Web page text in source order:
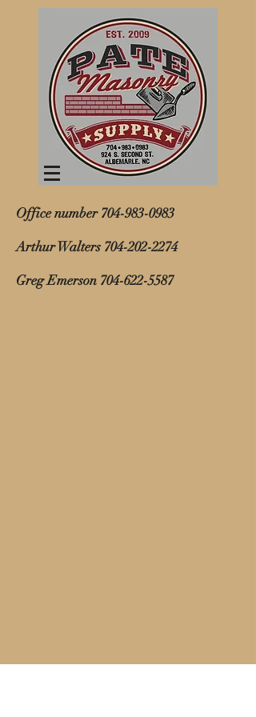
Office number704-983-0983
Arthur Walters 704-202-2274
Greg Emerson 704-622-5587